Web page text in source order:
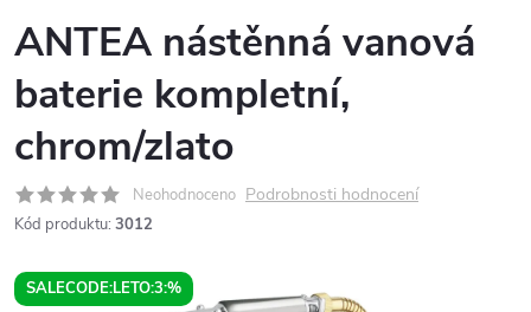
ANTEA nástěnná vanová
baterie kompletní,
chrom/zlato
Neohodnoceno Podrobnosti hodnocení
Kód produktu: 3012
SALECODE:LETO:3:%